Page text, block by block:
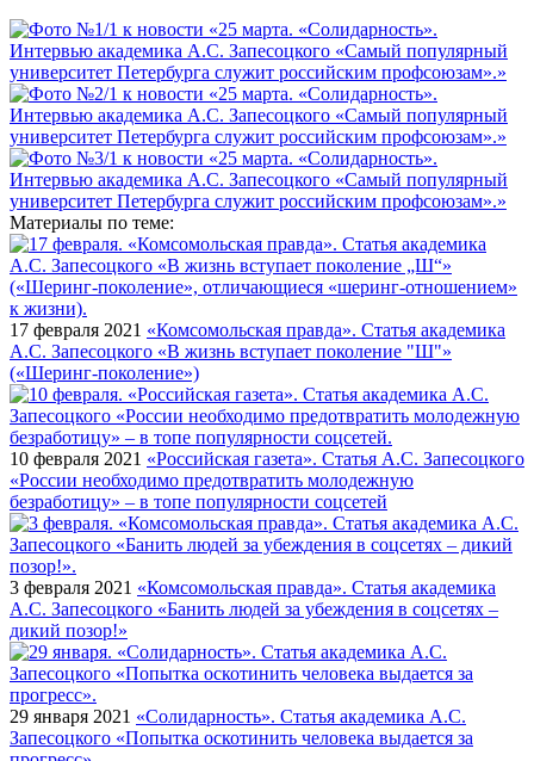
Материалы по теме:
17 февраля 2021 «Комсомольская правда». Статья академика
А.С. Запесоцкого «В жизнь вступает поколение "Ш"»
(«Шеринг-поколение»)
10 февраля 2021 «Российская газета». Статья А.С. Запесоцкого
«России необходимо предотвратить молодежную
безработицу» – в топе популярности соцсетей
3 февраля 2021 «Комсомольская правда». Статья академика
А.С. Запесоцкого «Банить людей за убеждения в соцсетях –
дикий позор!»
29 января 2021 «Солидарность». Статья академика А.С.
Запесоцкого «Попытка оскотинить человека выдается за